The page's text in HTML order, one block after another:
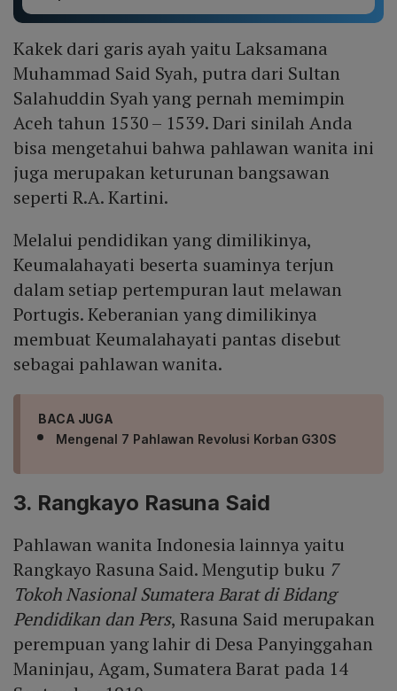
Kakek dari garis ayah yaitu Laksamana
Muhammad Said Syah, putra dari Sultan
Salahuddin Syah yang pernah memimpin
Aceh tahun 1530 – 1539. Dari sinilah Anda
bisa mengetahui bahwa pahlawan wanita ini
juga merupakan keturunan bangsawan
seperti R.A. Kartini.
Melalui pendidikan yang dimilikinya,
Keumalahayati beserta suaminya terjun
dalam setiap pertempuran laut melawan
Portugis. Keberanian yang dimilikinya
membuat Keumalahayati pantas disebut
sebagai pahlawan wanita.
BACA JUGA
Mengenal 7 Pahlawan Revolusi Korban G30S
3. Rangkayo Rasuna Said
Pahlawan wanita Indonesia lainnya yaitu
Rangkayo Rasuna Said. Mengutip buku 7
Tokoh Nasional Sumatera Barat di Bidang
Pendidikan dan Pers, Rasuna Said merupakan
perempuan yang lahir di Desa Panyinggahan
Maninjau, Agam, Sumatera Barat pada 14